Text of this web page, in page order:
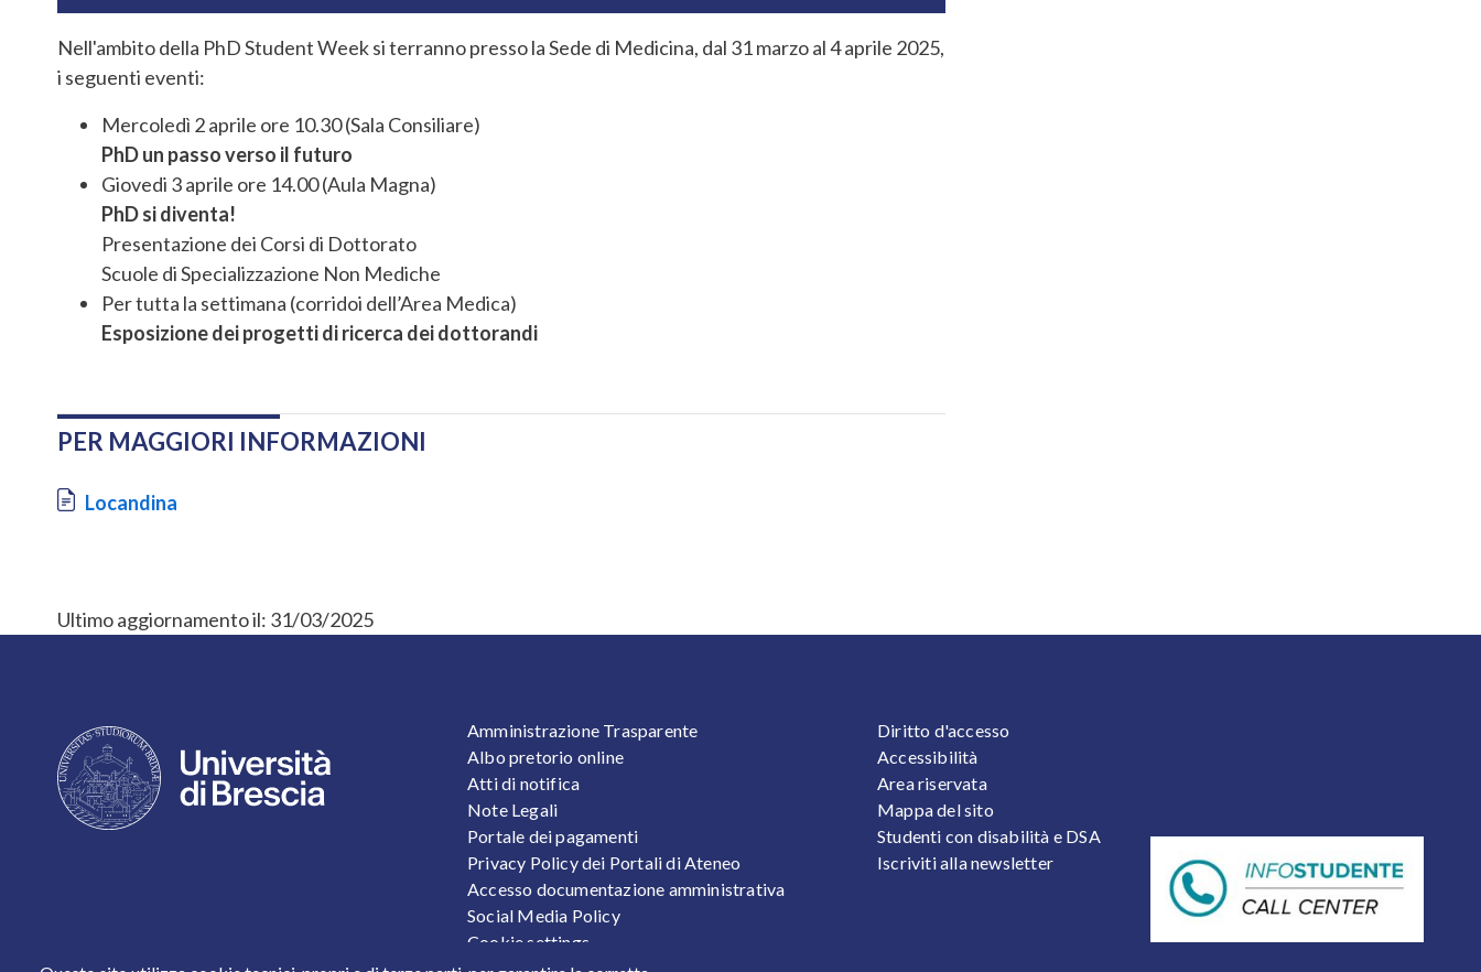
Nell'ambito della PhD Student Week si terranno presso la Sede di Medicina, dal 31 marzo al 4 aprile 2025,
i seguenti eventi:
Mercoledì 2 aprile ore 10.30 (Sala Consiliare)
PhD un passo verso il futuro
Giovedi 3 aprile ore 14.00 (Aula Magna)
PhD si diventa!
Presentazione dei Corsi di Dottorato
Scuole di Specializzazione Non Mediche
Per tutta la settimana (corridoi dell’Area Medica)
Esposizione dei progetti di ricerca dei dottorandi
PER MAGGIORI INFORMAZIONI
Document
Locandina
Ultimo aggiornamento il: 31/03/2025
FOOTER 1
Amministrazione Trasparente
Albo pretorio online
Atti di notifica
Note Legali
Portale dei pagamenti
Privacy Policy dei Portali di Ateneo
Accesso documentazione amministrativa
Social Media Policy
Cookie settings
FOOTER 2
Diritto d'accesso
Accessibilità
Area riservata
Mappa del sito
Studenti con disabilità e DSA
Iscriviti alla newsletter